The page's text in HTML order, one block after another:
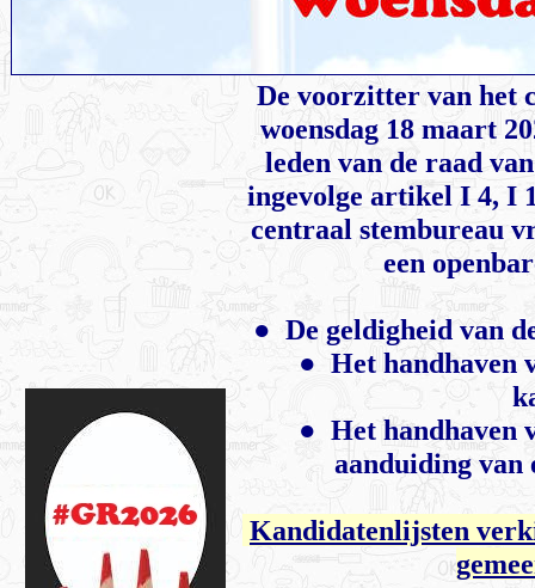
De voorzitter van het
woensdag 18 maart
leden van de raad
ingevolge artikel I 4, I
centraal stembureau
een
● De geldigheid van
● Het handhaven
● Het handhaven
aanduiding van
Kandidatenlijsten